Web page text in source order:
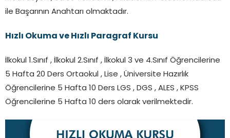
ile Başarının Anahtarı olmaktadır.
Hızlı Okuma ve Hızlı Paragraf Kursu
İlkokul 1.Sınıf , İlkokul 2.Sınıf , İlkokul 3 ve 4.Sınıf Öğrencilerine
5 Hafta 20 Ders Ortaokul , Lise , Üniversite Hazırlık
Öğrencilerine 5 Hafta 10 Ders LGS , DGS , ALES , KPSS
Öğrencilerine 5 Hafta 10 ders olarak verilmektedir.